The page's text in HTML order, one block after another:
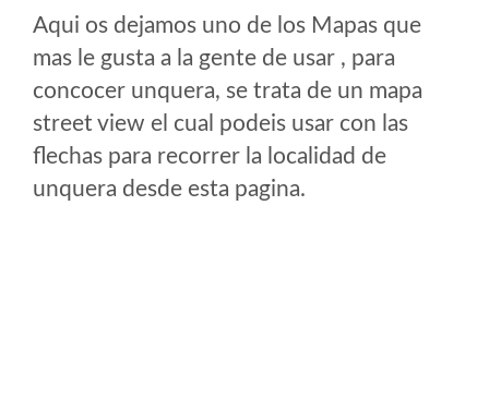
Aqui os dejamos uno de los Mapas que
mas le gusta a la gente de usar , para
concocer unquera, se trata de un mapa
street view el cual podeis usar con las
flechas para recorrer la localidad de
unquera desde esta pagina.